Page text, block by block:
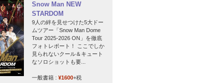
Snow Man NEW
STARDOM
9人の絆を見せつけた5大ドー
ムツアー「Snow Man Dome
Tour 2025-2026 ON」を徹底
フォトレポート！ ここでしか
見られないクール＆キュート
なソロショットも要...
一般書籍 : ¥1600+税